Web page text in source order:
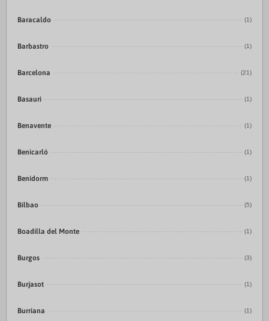
Baracaldo (1)
Barbastro (1)
Barcelona (21)
Basauri (1)
Benavente (1)
Benicarló (1)
Benidorm (1)
Bilbao (5)
Boadilla del Monte (1)
Burgos (3)
Burjasot (1)
Burriana (1)